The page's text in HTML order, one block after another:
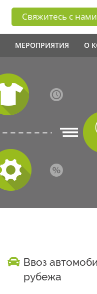
Свяжитесь с нами
МЕРОПРИЯТИЯ О
Ввоз
рубежа